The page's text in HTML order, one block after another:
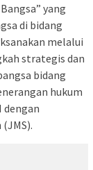
yang
di bidang
melalui
strategis dan
bidang
hukum
dengan